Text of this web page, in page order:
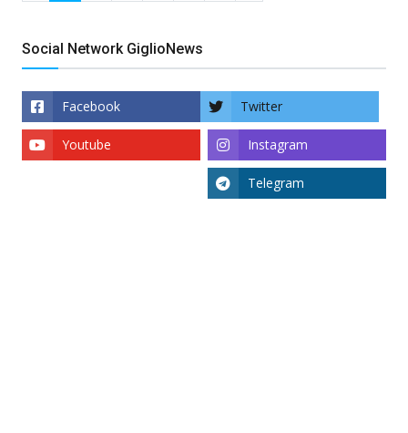
Social Network GiglioNews
Facebook Twitter
Instagram
Youtube
Telegram